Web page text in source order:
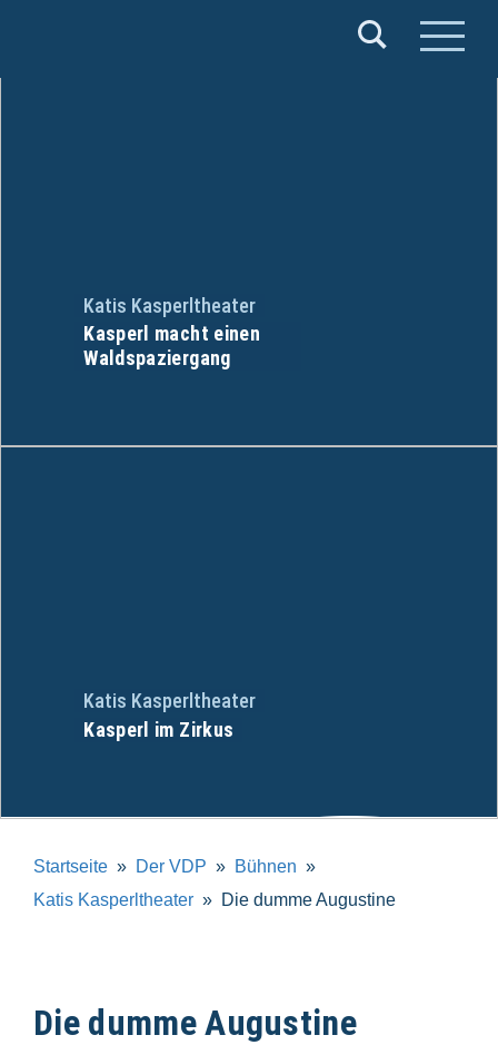
Katis Kasperltheater
Kasperl macht einen
Waldspaziergang
Katis Kasperltheater
Kasperl im Zirkus
Startseite Der VDP
Bühnen
Katis Kasperltheater
Die dumme Augustine
Die dumme Augustine